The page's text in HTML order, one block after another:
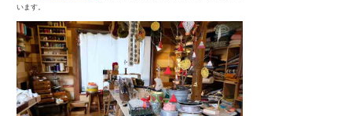
います。